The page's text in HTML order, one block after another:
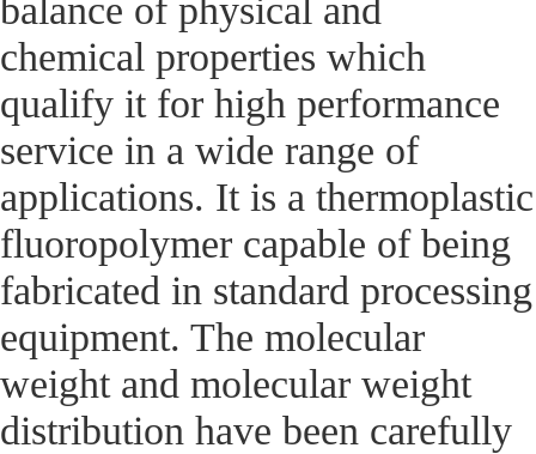
balance of physical and
chemical properties which
qualify it for high performance
service in a wide range of
applications. It is a thermoplastic
fluoropolymer capable of being
fabricated in standard processing
equipment. The molecular
weight and molecular weight
distribution have been carefully